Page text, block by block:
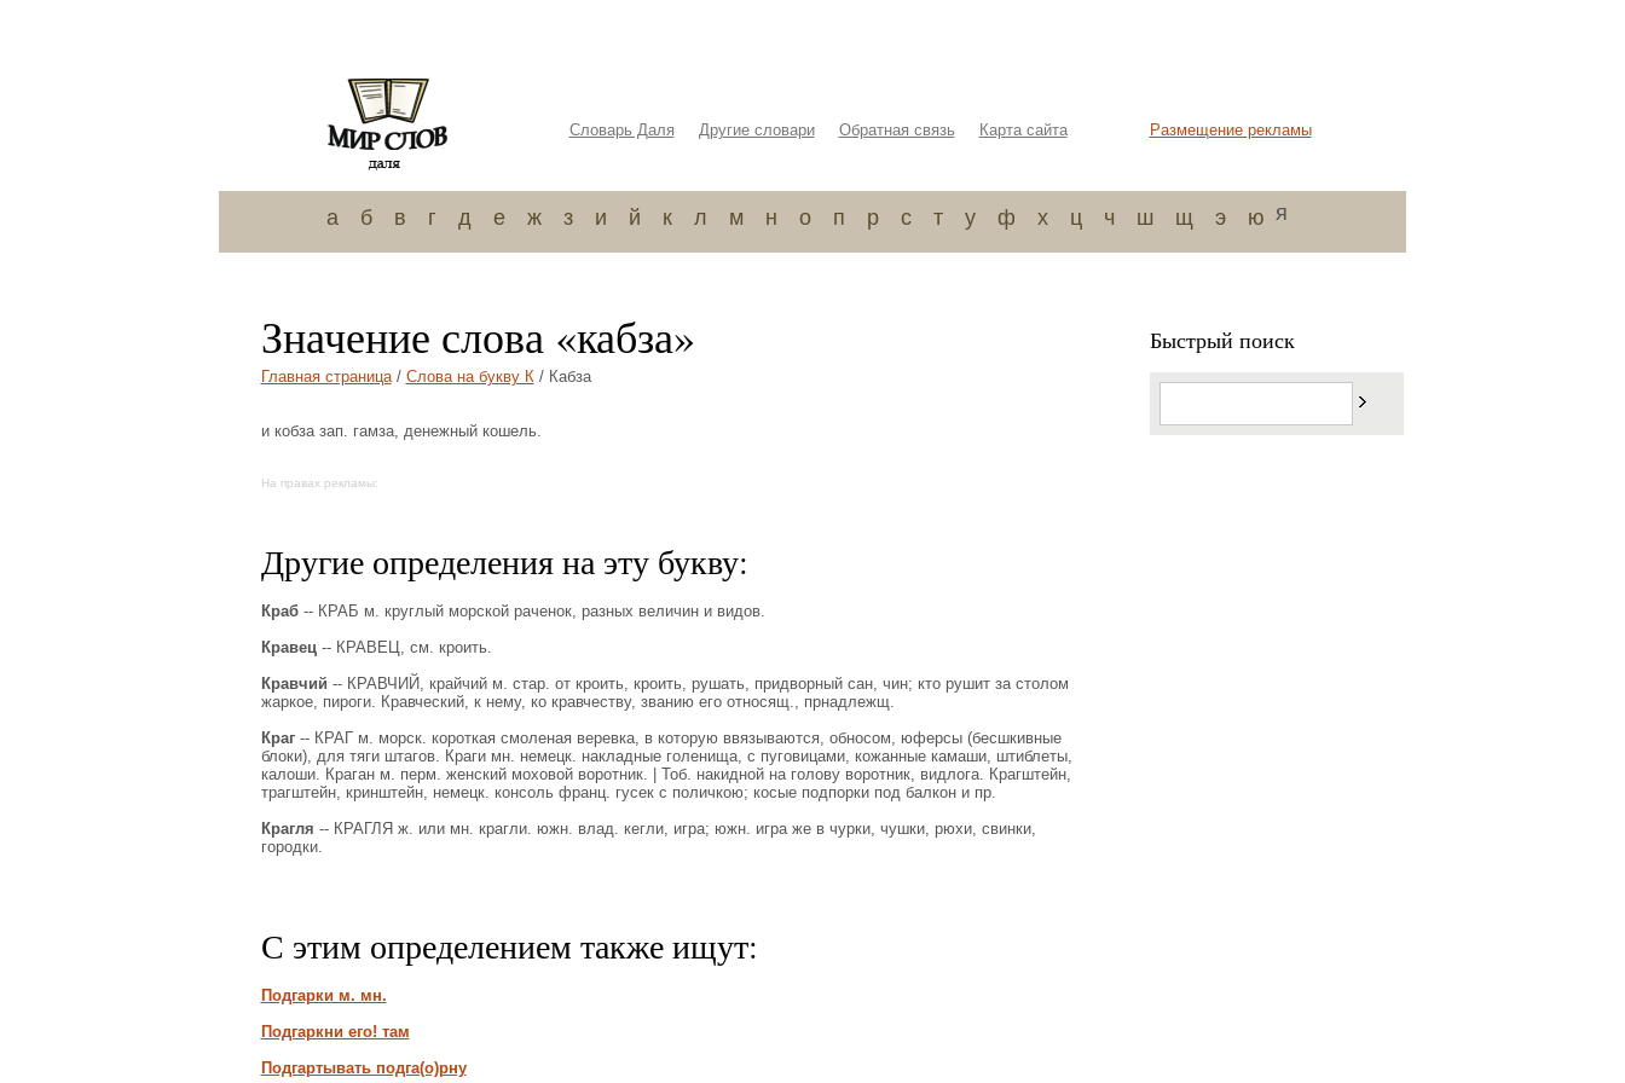
Словарь Даля Другие словари Обратная связь Карта сайта Размещение рекламы
а б в г д е ж з и й к л м н о п р с т у ф х ц ч ш щ э ю я
Значение слова «кабза»
Главная страница/ Слова на букву К/ Кабза
и кобза зап. гамза, денежный кошель.
На правах рекламы:
Другие определения на эту букву:
Краб-- КРАБ м. круглый морской раченок, разных величин и видов.
Кравец-- КРАВЕЦ, см. кроить.
Кравчий -- КРАВЧИЙ, крайчий м. стар. от кроить, кроить, рушать, придворный сан, чин; кто рушит за столом
жаркое, пироги. Кравческий, к нему, ко кравчеству, званию его относящ., прнадлежщ.
Краг-- КРАГ м. морск. короткая смоленая веревка, в которую ввязываются, обносом, юферсы (бесшкивные
блоки), для тяги штагов. Краги мн. немецк. накладные голенища, с пуговицами, кожанные камаши, штиблеты,
калоши. Краган м. перм. женский моховой воротник. | Тоб. накидной на голову воротник, видлога. Крагштейн,
трагштейн, кринштейн, немецк. консоль франц. гусек с поличкою; косые подпорки под балкон и пр.
Крагля -- КРАГЛЯ ж. или мн. крагли. южн. влад. кегли, игра; южн. игра же в чурки, чушки, рюхи, свинки,
городки.
С этим определением также ищут:
Подгарки м. мн.
Подгаркни его! там
Подгартывать подга(о)рну
Быстрый поиск